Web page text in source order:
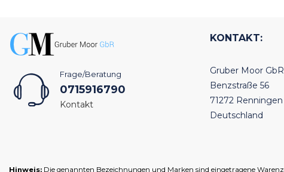
Frage/Beratung
0715916790
Kontakt
KONTAKT:
Gruber Moor GbR
Benzstraße 56
71272 Renningen
Deutschland
Hinweis: Die genannten Bezeichnungen und Marken sind eingetragene